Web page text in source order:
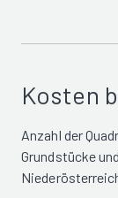
Kosten
Anzahl der
Grundstücke